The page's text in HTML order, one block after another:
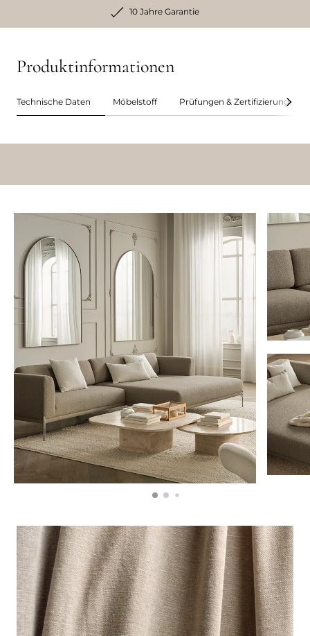
10 Jahre Garantie
Produktinformationen
Technische Daten Möbelstoff Prüfungen & Zertifizierungen